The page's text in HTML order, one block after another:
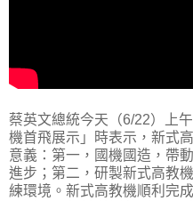
蔡英文總統今天（6/22）上
機首飛展示」時表示，新式
意義：第一，國機國造，帶
進步；第二，研製新式高教
練環境。新式高教機順利完